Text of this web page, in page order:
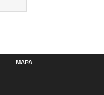
MAPA